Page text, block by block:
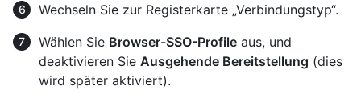
Wechseln Sie zur Registerkarte „Verbindungstyp“.
Wählen Sie Browser-SSO-Profile aus, und
deaktivieren Sie Ausgehende Bereitstellung (dies
wird später aktiviert).